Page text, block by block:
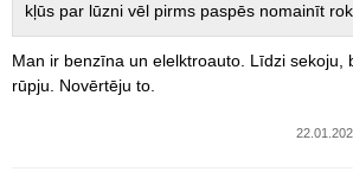
kļūs par lūzni vēl pirms paspēs nomainīt
Man ir benzīna un elelktroauto. Līdzi sekoju,
rūpju. Novērtēju to.